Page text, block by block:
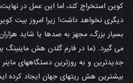
کوین استخراج کند، اما این عمل در
دیگری نخواهد داشت! زیرا امروز بیت
بسیار بزرگ، مجهز به صدها یا شاید
جدیدترین و به روزترین دستگاههای ماینر
بیشترین هش ریتهای جهان ایجاد کرده